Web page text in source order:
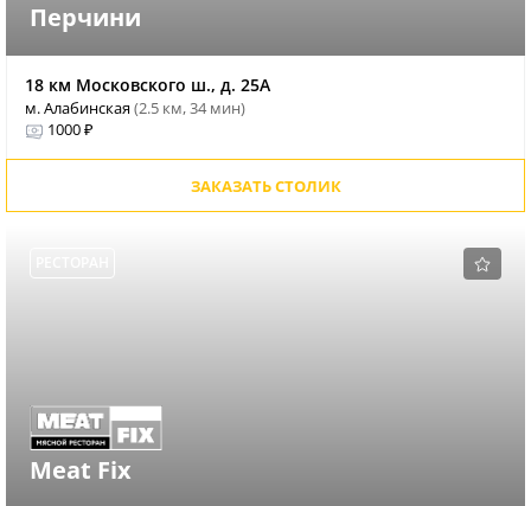
Перчини
18 км Московского ш., д. 25А
м. Алабинская(2.5 км, 34 мин)
1000 ₽
ЗАКАЗАТЬ СТОЛИК
Meat Fix